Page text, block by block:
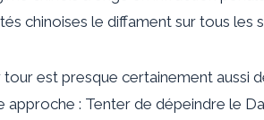
chinoises le diffament sur tous les
est presque certainement aussi
approche : Tenter de dépeindre le